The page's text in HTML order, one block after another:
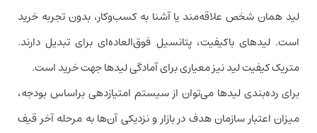
لید همان شخص علاقه‌مند یا آشنا به کسب‌وکار، بدون تجربه خرید
است. لیدهای باکیفیت، پتانسیل فوق‌العاده‌ای برای تبدیل دارند.
متریک کیفیت لید نیز معیاری برای آمادگی لیدها جهت خرید است.
برای رده‌بندی لید‌ها می‌توان از سیستم‌ امتیازدهی براساس بودجه،
میزان اعتبار سازمان هدف در بازار و نزدیکی آن‌ها به مرحله آخر قیف